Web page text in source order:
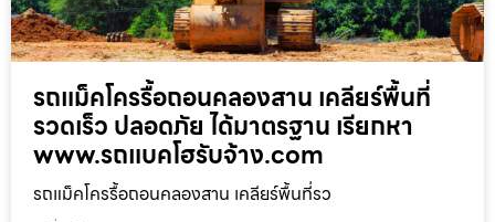
รถแม็คโครรื้อถอนคลองสาน เคลียร์พื้นที่
รวดเร็ว ปลอดภัย ได้มาตรฐาน เรียกหา
www.รถแบคโฮรับจ้าง.com
รถแม็คโครรื้อถอนคลองสาน เคลียร์พื้นที่รว